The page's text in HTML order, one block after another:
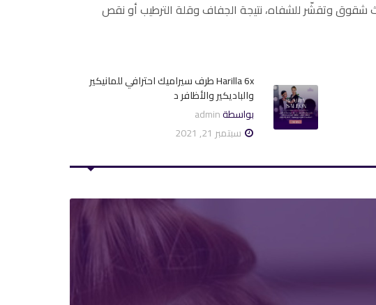
وتقشّر للشفاه، نتيجة الجفاف وقلة الترطيب أو نقص
Harilla 6x طرف سيراميك احترافي للمانيكير
والباديكير والأظافر د
بواسطةadmin
سبتمبر 21, 2021